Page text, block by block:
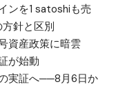
ンを1 satoshiも売
針と区別
資産政策に暗雲
が始動
実証へ──8月6日か